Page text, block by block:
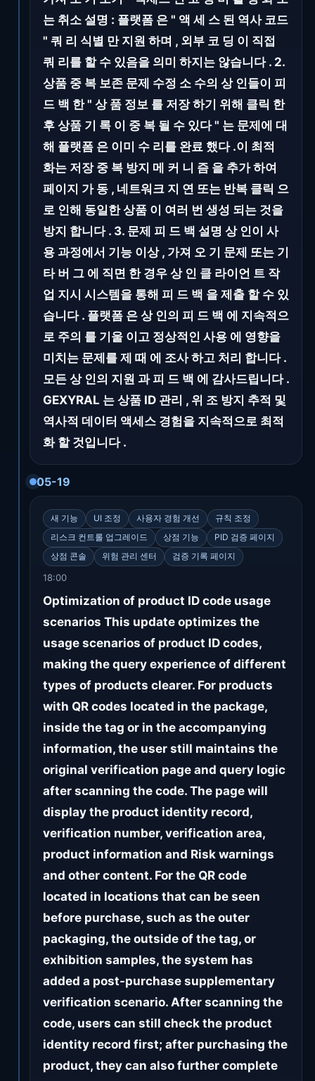
는 취소 설명 : 플랫폼 은 " 액 세 스 된 역사 코드
" 쿼 리 식별 만 지원 하며 , 외부 코 딩 이 직접
쿼 리를 할 수 있음을 의미 하지는 않습니다 . 2.
상품 중 복 보존 문제 수정 소 수의 상 인들이 피
드 백 한 " 상 품 정보 를 저장 하기 위해 클릭 한
후 상품 기 록 이 중 복 될 수 있다 " 는 문제에 대
해 플랫폼 은 이미 수 리를 완료 했다 .이 최적
화는 저장 중 복 방지 메 커 니 즘 을 추가 하여
페이지 가 동 , 네트워크 지 연 또는 반복 클릭 으
로 인해 동일한 상품 이 여러 번 생성 되는 것을
방지 합니다 . 3. 문제 피 드 백 설명 상 인이 사
용 과정에서 기능 이상 , 가져 오 기 문제 또는 기
타 버 그 에 직면 한 경우 상 인 클 라이언 트 작
업 지시 시스템을 통해 피 드 백 을 제출 할 수 있
습니다 . 플랫폼 은 상 인의 피 드 백 에 지속적으
로 주의 를 기울 이고 정상적인 사용 에 영향을
미치는 문제를 제 때 에 조사 하고 처리 합니다 .
모든 상 인의 지원 과 피 드 백 에 감사드립니다 .
GEXYRAL 는 상품 ID 관리 , 위 조 방지 추적 및
역사적 데이터 액세스 경험을 지속적으로 최적
화 할 것입니다 .
05-19
새 기능 UI 조정 사용자 경험 개선
규칙 조정
리스크 컨트롤 업그레이드
상점 기능
PID 검증 페이지
상점 콘솔
위험 관리 센터 검증 기록 페이지
18:00
Optimization of product ID code usage
scenarios This update optimizes the
usage scenarios of product ID codes,
making the query experience of different
types of products clearer. For products
with QR codes located in the package,
inside the tag or in the accompanying
information, the user still maintains the
original verification page and query logic
after scanning the code. The page will
display the product identity record,
verification number, verification area,
product information and Risk warnings
and other content. For the QR code
located in locations that can be seen
before purchase, such as the outer
packaging, the outside of the tag, or
exhibition samples, the system has
added a post-purchase supplementary
verification scenario. After scanning the
code, users can still check the product
identity record first; after purchasing the
product, they can also further complete